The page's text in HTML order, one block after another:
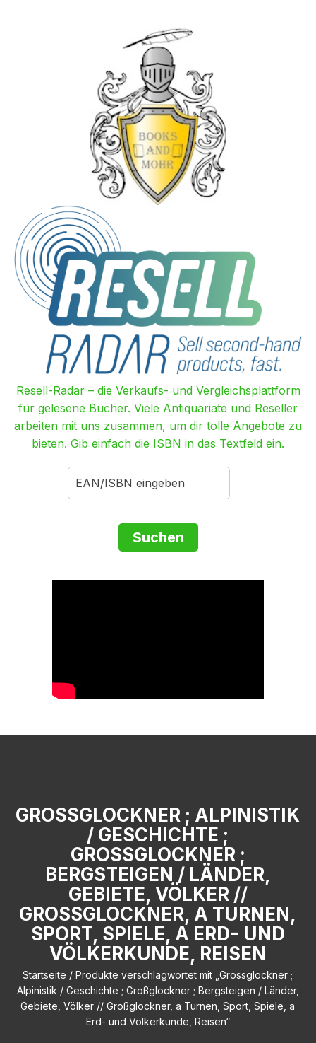
Resell-Radar – die Verkaufs- und Vergleichsplattform
für gelesene Bücher. Viele Antiquariate und Reseller
arbeiten mit uns zusammen, um dir tolle Angebote zu
bieten. Gib einfach die ISBN in das Textfeld ein.
GROSSGLOCKNER ; ALPINISTIK
/ GESCHICHTE ;
GROSSGLOCKNER ; B
ERGSTEIGEN / LÄNDER, G
EBIETE, VÖLKER // G
ROSSGLOCKNER, A TURNEN, SP
ORT, SPIELE, A ERD- UND VÖ
LKERKUNDE, REISEN
Startseite / Produkte verschlagwortet mit „Grossglockner ;
Alpinistik / Geschichte ; Großglockner ; Bergsteigen / Länder,
Gebiete, Völker // Großglockner, a Turnen, Sport, Spiele, a
Erd- und Völkerkunde, Reisen“